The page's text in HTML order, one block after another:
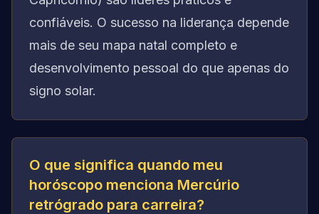
confiáveis. O sucesso na liderança depende
mais de seu mapa natal completo e
desenvolvimento pessoal do que apenas do
signo solar.
O que significa quando meu
horóscopo menciona Mercúrio
retrógrado para carreira?